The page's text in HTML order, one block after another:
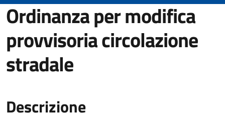
Ordinanza per modifica
provvisoria circolazione
stradale
Descrizione